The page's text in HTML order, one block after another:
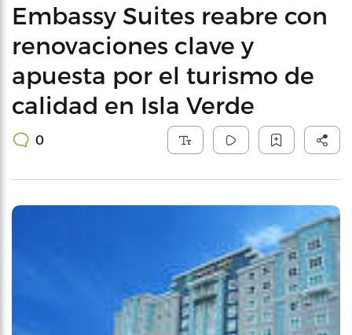
Embassy Suites reabre con
renovaciones clave y
apuesta por el turismo de
calidad en Isla Verde
0